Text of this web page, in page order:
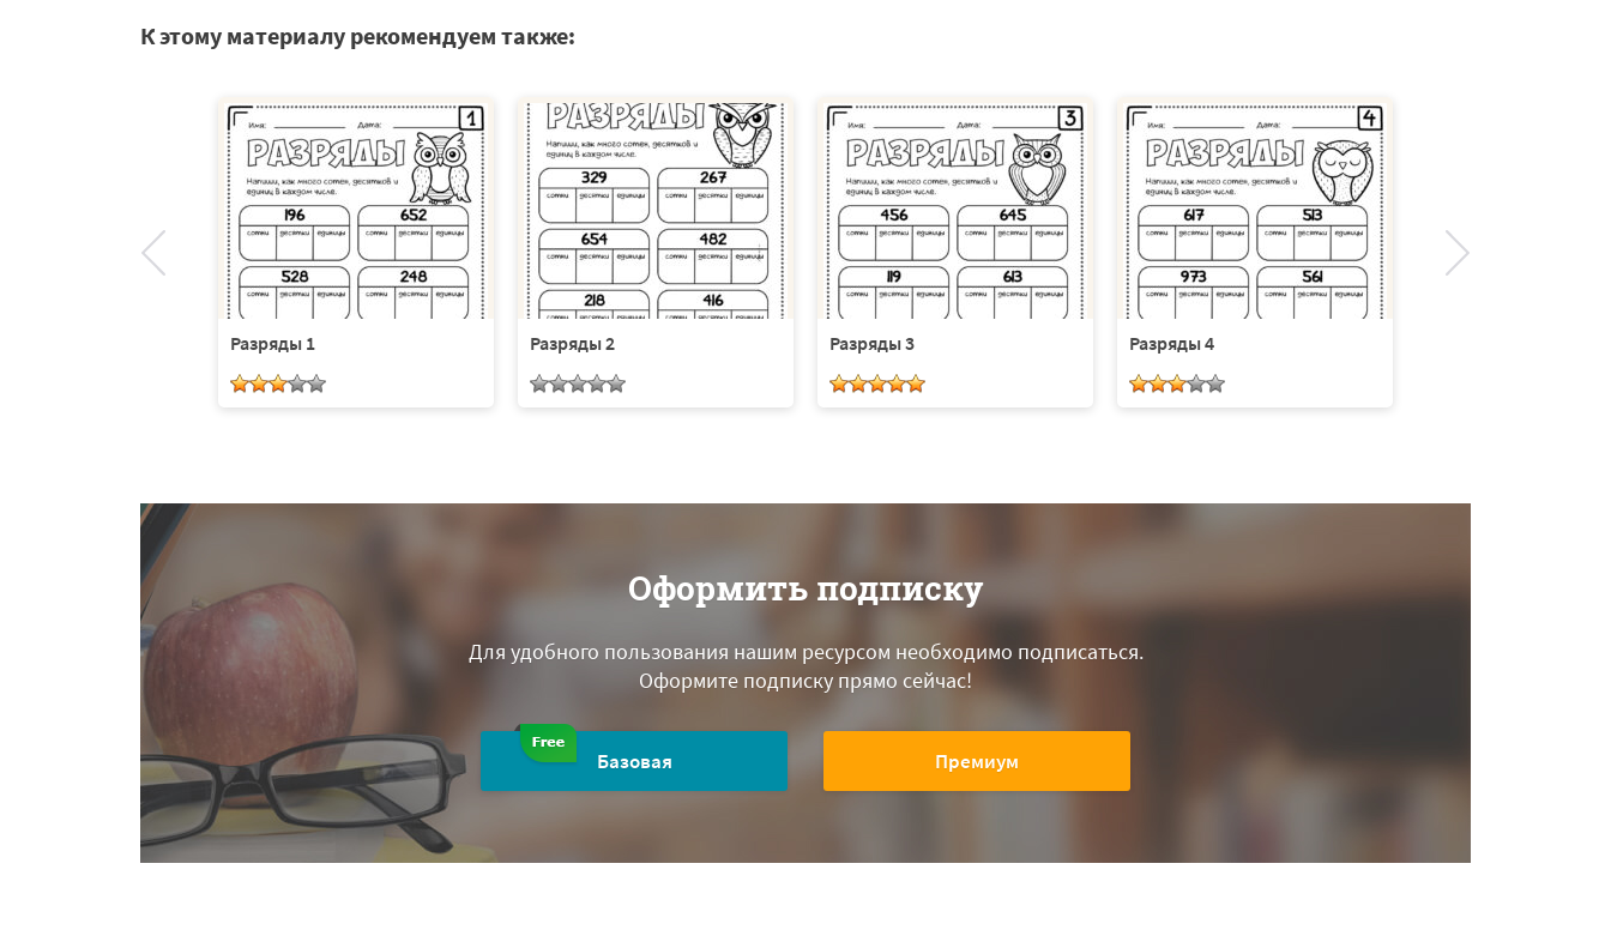
К этому материалу рекомендуем также:
Разряды 1 Разряды 2 Разряды 3 Разряды 4
Оформить подписку
Для удобного пользования нашим ресурсом необходимо подписаться.
Оформите подписку прямо сейчас!
Базовая Премиум